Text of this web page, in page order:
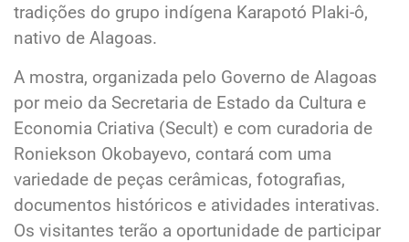
tradições do grupo indígena Karapotó Plaki-ô,
nativo de Alagoas.
A mostra, organizada pelo Governo de Alagoas
por meio da Secretaria de Estado da Cultura e
Economia Criativa (Secult) e com curadoria de
Roniekson Okobayevo, contará com uma
variedade de peças cerâmicas, fotografias,
documentos históricos e atividades interativas.
Os visitantes terão a oportunidade de participar